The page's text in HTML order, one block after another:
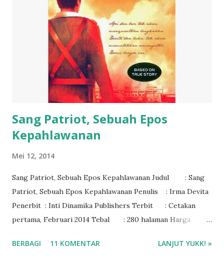
Sang Patriot, Sebuah Epos
Kepahlawanan
Mei 12, 2014
Sang Patriot, Sebuah Epos Kepahlawanan Judul : Sang
Patriot, Sebuah Epos Kepahlawanan Penulis : Irma Devita
Penerbit : Inti Dinamika Publishers Terbit : Cetakan
pertama, Februari 2014 Tebal : 280 halaman Harga :
BERBAGI 11 KOMENTAR LANJUT YUKK! »